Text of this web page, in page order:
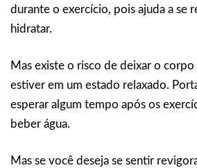
durante o exercício, pois ajuda a se
hidratar.
Mas existe o risco de deixar o corpo
estiver em um estado relaxado.
esperar algum tempo após os
beber água.
Mas se você deseja se sentir